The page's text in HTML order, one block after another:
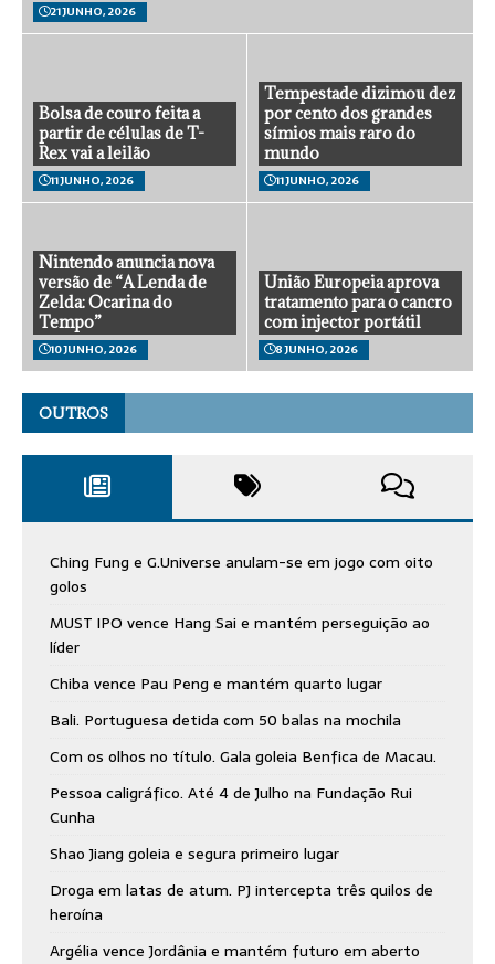
21 JUNHO, 2026
Bolsa de couro feita a
partir de células de T-
Rex vai a leilão
11 JUNHO, 2026
Tempestade dizimou dez
por cento dos grandes
símios mais raro do
mundo
11 JUNHO, 2026
Nintendo anuncia nova
versão de “A Lenda de
Zelda: Ocarina do
Tempo”
10 JUNHO, 2026
União Europeia aprova
tratamento para o cancro
com injector portátil
8 JUNHO, 2026
OUTROS
Ching Fung e G.Universe anulam-se em jogo com oito
golos
MUST IPO vence Hang Sai e mantém perseguição ao
líder
Chiba vence Pau Peng e mantém quarto lugar
Bali. Portuguesa detida com 50 balas na mochila
Com os olhos no título. Gala goleia Benfica de Macau.
Pessoa caligráfico. Até 4 de Julho na Fundação Rui
Cunha
Shao Jiang goleia e segura primeiro lugar
Droga em latas de atum. PJ intercepta três quilos de
heroína
Argélia vence Jordânia e mantém futuro em aberto